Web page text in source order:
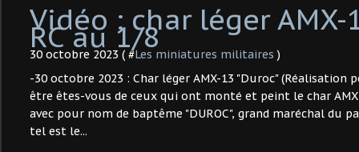
Vidéo : char léger AMX-
RC au 1/8
30 octobre 2023 ( #Les miniatures militaires )
-30 octobre 2023 : Char léger AMX-13 "Duroc" (Réalisation
être êtes-vous de ceux qui ont monté et peint le char AMX
avec pour nom de baptême "DUROC", grand maréchal du
tel est le...